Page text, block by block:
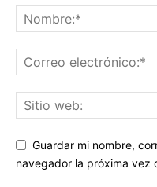
Guardar mi nombre,
navegador la próxima vez